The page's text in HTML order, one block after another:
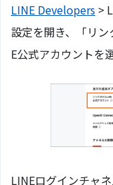
LINE Developers >
設定を開き、「リ
E公式アカウントを
LINEログインチャ